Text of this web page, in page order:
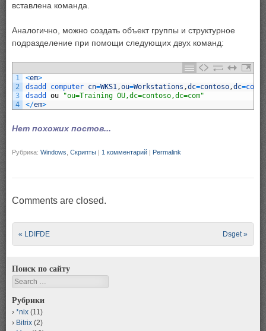
вставлена команда.
Аналогично, можно создать объект группы и структурное
подразделение при помощи следующих двух команд:
1
2
3
4
<em>
dsadd computer cn=WKS1,ou=Workstations ,dc=contoso,dc=com
dsadd ou
"ou=Training OU,dc=contoso,dc=com"
</em>
Нет похожих постов...
Рубрика: Windows Скрипты | 1 комментарий | Permalink
Comments are closed.
Post navigation
« LDIFDE Dsget »
Поиск по сайту
Search
Рубрики
*nix (11)
Bitrix (2)